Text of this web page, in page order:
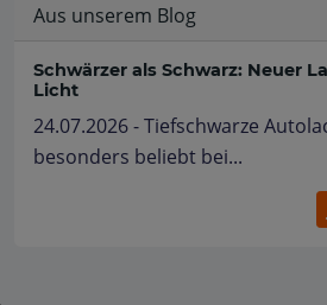
Aus unserem Blog
Schwärzer als Schwarz: Neuer
Licht
24.07.2026 - Tiefschwarze
besonders beliebt bei...